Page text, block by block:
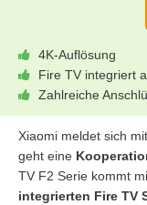
4K-Auflösung
Fire TV integriert
Zahlreiche
Xiaomi meldet sich
geht eine
TV F2 Serie kommt
integrierten Fire TV